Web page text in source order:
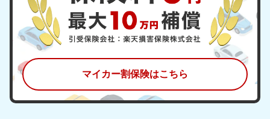
マイカー割保険はこちら